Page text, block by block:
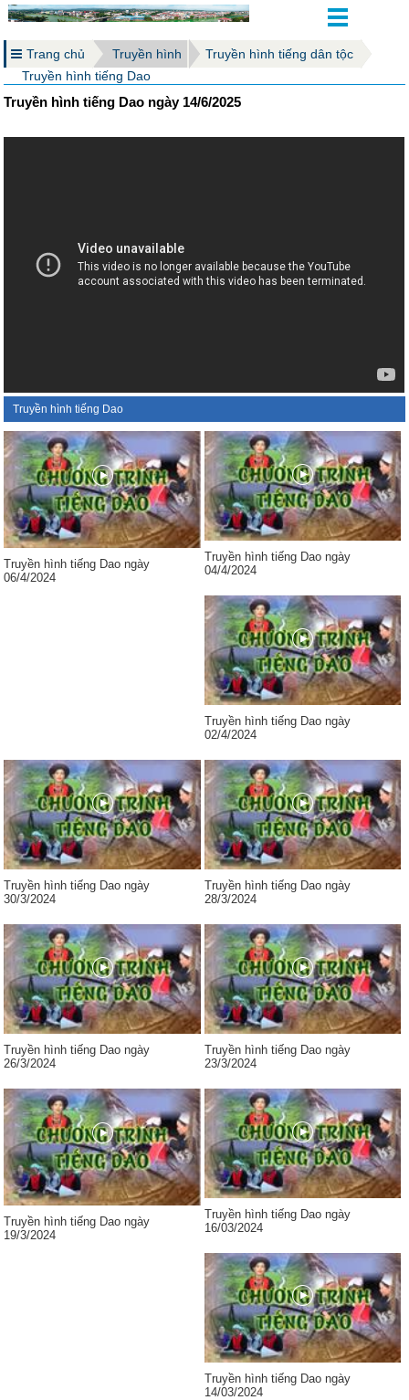
Trang chủ Truyền hình
Truyền hình tiếng dân tộc
Truyền hình tiếng Dao
Truyền hình tiếng Dao ngày 14/6/2025
Truyền hình tiếng Dao
Truyền hình tiếng Dao ngày
06/4/2024
Truyền hình tiếng Dao ngày
04/4/2024
Truyền hình tiếng Dao ngày
02/4/2024
Truyền hình tiếng Dao ngày
30/3/2024
Truyền hình tiếng Dao ngày
28/3/2024
Truyền hình tiếng Dao ngày
26/3/2024
Truyền hình tiếng Dao ngày
23/3/2024
Truyền hình tiếng Dao ngày
19/3/2024
Truyền hình tiếng Dao ngày
16/03/2024
Truyền hình tiếng Dao ngày
14/03/2024